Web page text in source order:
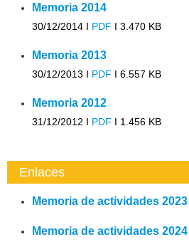
Memoria 2014
30/12/2014 I PDF I 3.470 KB
Memoria 2013
30/12/2013 I PDF I 6.557 KB
Memoria 2012
31/12/2012 I PDF I 1.456 KB
Enlaces
Memoria de actividades 2023
Memoria de actividades 2024